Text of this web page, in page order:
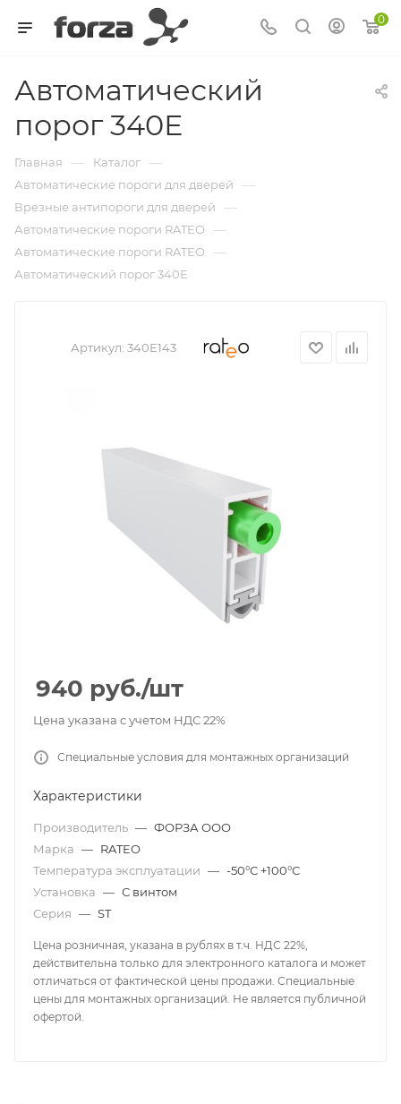
0
Автоматический
порог 340Е
Главная — Каталог —
Автоматические пороги для дверей —
Врезные антипороги для дверей —
Автоматические пороги RATEO —
Автоматические пороги RATEO —
Автоматический порог 340Е
Артикул: 340E143
940 руб./шт
Цена указана с учетом НДС 22%
Специальные условия для монтажных организаций
Характеристики
Производитель — ФОРЗА ООО
Марка — RATEO
Температура эксплуатации — -50°С +100°С
Установка — С винтом
Серия — ST
Цена розничная, указана в рублях в т.ч. НДС 22%,
действительна только для электронного каталога и может
отличаться от фактической цены продажи. Специальные
цены для монтажных организаций. Не является публичной
офертой.